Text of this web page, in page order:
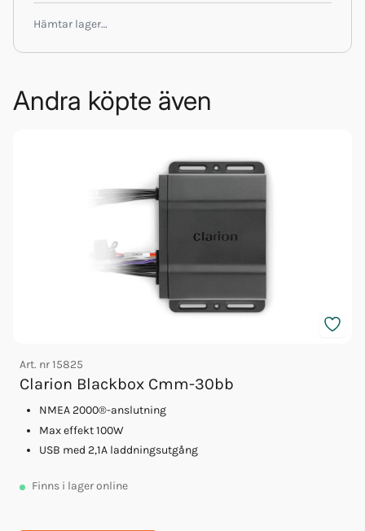
Hämtar lager…
Andra köpte även
Art. nr15825
Clarion Blackbox Cmm-30bb
NMEA 2000®-anslutning
Max effekt 100W
USB med 2,1A laddningsutgång
Finns i lager online